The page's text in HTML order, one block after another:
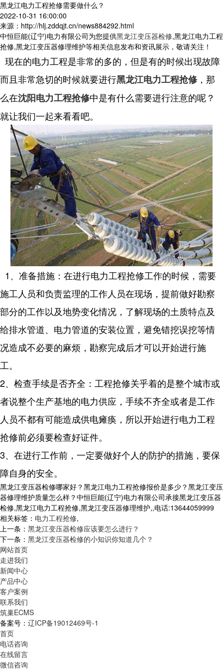
黑龙江电力工程抢修需要做什么？
2022-10-31 16:00:00
来源：http://hlj.zddqjt.cn/news884292.html
中恒巨能(辽宁)电力有限公司为您提供黑龙江变压器检修,黑龙江电力工程
抢修,黑龙江变压器修理维护等相关信息发布和资讯展示，敬请关注！
现在的电力工程是非常的多的，但是有的时候出现故障
而且非常急切的时候就要进行黑龙江电力工程抢修，那
么在沈阳电力工程抢修中是有什么需要进行注意的呢？
就让我们一起来看看吧。
1、准备措施：在进行电力工程抢修工作的时候，需要
施工人员和负责监理的工作人员在现场，提前做好勘察
部分的工作以及地势变化情况，了解现场的土质特点及
给排水管道、电力管道的安装位置，避免错挖误挖等情
况造成不必要的麻烦，勘察完成后才可以开始进行施
工。
2、检查手续是否齐全：工程抢修关乎着的是整个城市或
者说整个生产基地的电力供应，手续不齐全或者是工作
人员不都有可能造成供电瘫痪，所以开始进行电力工程
抢修前必须要检查好证件。
3、在进行工作前，一定要做好个人的防护的措施，要保
障自身的安全。
黑龙江变压器检修哪家好？黑龙江电力工程抢修报价是多少？黑龙江变压
器修理维护质量怎么样？中恒巨能(辽宁)电力有限公司承接黑龙江变压器
检修,黑龙江电力工程抢修,黑龙江变压器修理维护,,电话:13644059999
相关标签： 电力工程抢修,
上一条： 黑龙江变压器检修应该要怎么进行？
下一条： 黑龙江变压器检修的小知识你知道几个？
网站首页
走进我们
新闻中心
产品中心
客户案例
联系我们
筑巢ECMS
备案号： 辽ICP备19012469号-1
首页
电话咨询
在线留言
微信咨询